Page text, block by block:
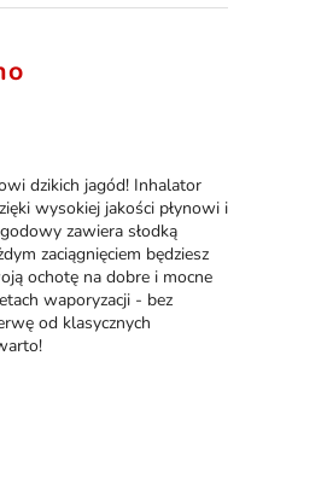
dzikich jagód! Inhalator
wysokiej jakości płynowi i
zawiera słodką
zaciągnięciem będziesz
ochotę na dobre i mocne
waporyzacji - bez
od klasycznych